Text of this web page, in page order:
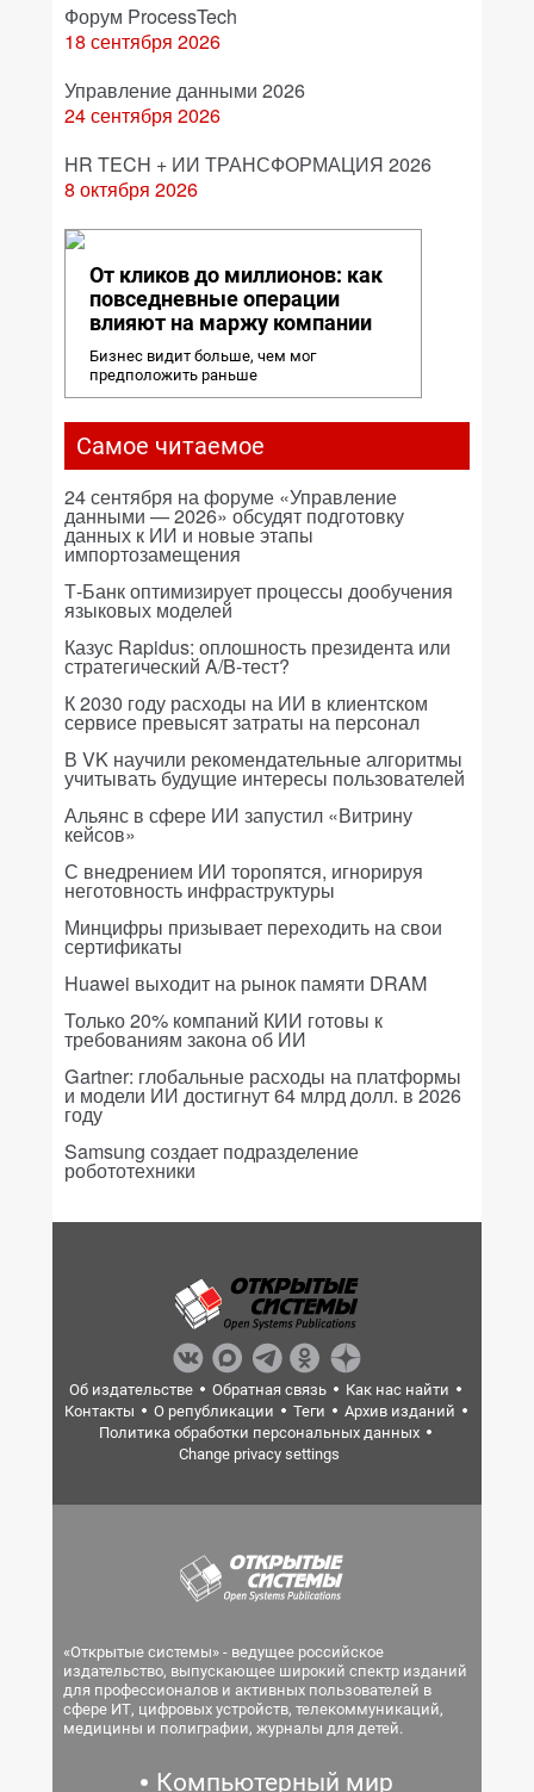
Форум ProcessTech
18 сентября 2026
Управление данными 2026
24 сентября 2026
HR TECH + ИИ ТРАНСФОРМАЦИЯ 2026
8 октября 2026
От кликов до миллионов: как
повседневные операции
влияют на маржу компании
Бизнес видит больше, чем мог
предположить раньше
Самое читаемое
24 сентября на форуме «Управление
данными — 2026» обсудят подготовку
данных к ИИ и новые этапы
импортозамещения
Т-Банк оптимизирует процессы дообучения
языковых моделей
Казус Rapidus: оплошность президента или
стратегический A/B-тест?
К 2030 году расходы на ИИ в клиентском
сервисе превысят затраты на персонал
В VK научили рекомендательные алгоритмы
учитывать будущие интересы пользователей
Альянс в сфере ИИ запустил «Витрину
кейсов»
С внедрением ИИ торопятся, игнорируя
неготовность инфраструктуры
Минцифры призывает переходить на свои
сертификаты
Huawei выходит на рынок памяти DRAM
Только 20% компаний КИИ готовы к
требованиям закона об ИИ
Gartner: глобальные расходы на платформы
и модели ИИ достигнут 64 млрд долл. в 2026
году
Samsung создает подразделение
робототехники
Об издательстве Обратная связь
Как нас найти
Контакты
О републикации Теги
Архив изданий
Политика обработки персональных данных
Change privacy settings
«Открытые системы» - ведущее российское
издательство, выпускающее широкий спектр изданий
для профессионалов и активных пользователей в
сфере ИТ, цифровых устройств, телекоммуникаций,
медицины и полиграфии, журналы для детей.
Компьютерный мир